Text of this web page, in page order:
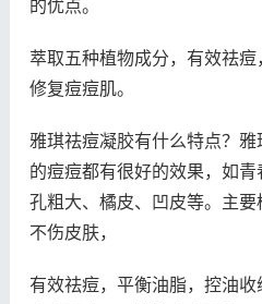
的优点。
萃取五种植物成分，有效祛痘
修复痘痘肌。
雅琪祛痘凝胶有什么特点？
的痘痘都有很好的效果，如
孔粗大、橘皮、凹皮等。主
不伤皮肤，
有效祛痘，平衡油脂，控油